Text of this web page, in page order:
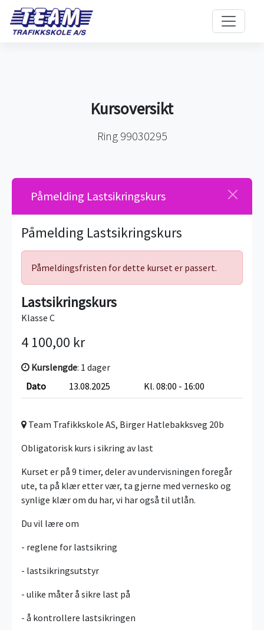
Kursoversikt
Ring 99030295
Påmelding Lastsikringskurs
Påmelding Lastsikringskurs
Påmeldingsfristen for dette kurset er passert.
Lastsikringskurs
Klasse C
4 100,00 kr
Kurslengde: 1 dager
Dato
13.08.2025 Kl. 08:00 - 16:00
Team Trafikkskole AS, Birger Hatlebakksveg 20b
Obligatorisk kurs i sikring av last
Kurset er på 9 timer, deler av undervisningen foregår
ute, ta på klær etter vær, ta gjerne med vernesko og
synlige klær om du har, vi har også til utlån.
Du vil lære om
- reglene for lastsikring
- lastsikringsutstyr
- ulike måter å sikre last på
- å kontrollere lastsikringen